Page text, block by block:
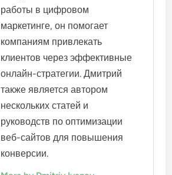
работы в цифровом
маркетинге, он помогает
компаниям привлекать
клиентов через эффективные
онлайн-стратегии. Дмитрий
также является автором
нескольких статей и
руководств по оптимизации
веб-сайтов для повышения
конверсии.